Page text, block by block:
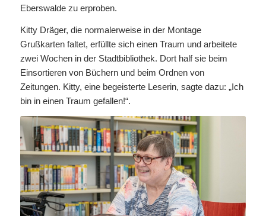
Eberswalde zu erproben.
Kitty Dräger, die normalerweise in der Montage
Grußkarten faltet, erfüllte sich einen Traum und arbeitete
zwei Wochen in der Stadtbibliothek. Dort half sie beim
Einsortieren von Büchern und beim Ordnen von
Zeitungen. Kitty, eine begeisterte Leserin, sagte dazu: „Ich
bin in einen Traum gefallen!“.